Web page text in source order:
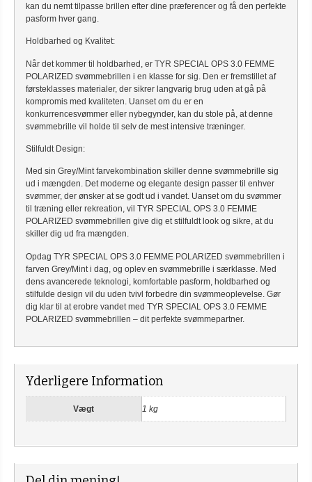
kan du nemt tilpasse brillen efter dine præferencer og få den perfekte
pasform hver gang.
Holdbarhed og Kvalitet:
Når det kommer til holdbarhed, er TYR SPECIAL OPS 3.0 FEMME
POLARIZED svømmebrillen i en klasse for sig. Den er fremstillet af
førsteklasses materialer, der sikrer langvarig brug uden at gå på
kompromis med kvaliteten. Uanset om du er en
konkurrencesvømmer eller nybegynder, kan du stole på, at denne
svømmebrille vil holde til selv de mest intensive træninger.
Stilfuldt Design:
Med sin Grey/Mint farvekombination skiller denne svømmebrille sig
ud i mængden. Det moderne og elegante design passer til enhver
svømmer, der ønsker at se godt ud i vandet. Uanset om du svømmer
til træning eller rekreation, vil TYR SPECIAL OPS 3.0 FEMME
POLARIZED svømmebrillen give dig et stilfuldt look og sikre, at du
skiller dig ud fra mængden.
Opdag TYR SPECIAL OPS 3.0 FEMME POLARIZED svømmebrillen i
farven Grey/Mint i dag, og oplev en svømmebrille i særklasse. Med
dens avancerede teknologi, komfortable pasform, holdbarhed og
stilfulde design vil du uden tvivl forbedre din svømmeoplevelse. Gør
dig klar til at erobre vandet med TYR SPECIAL OPS 3.0 FEMME
POLARIZED svømmebrillen – dit perfekte svømmepartner.
Yderligere Information
Vægt 1 kg